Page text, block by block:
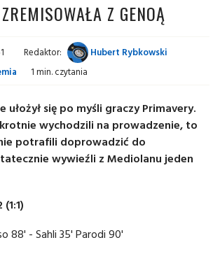
Z GENOĄ
Redaktor:
Hubert Rybkowski
1 min. czytania
ułożył się po myśli graczy Primavery.
wychodzili na prowadzenie, to
potrafili doprowadzić do
wywieźli z Mediolanu jeden
88' - Sahli 35' Parodi 90'